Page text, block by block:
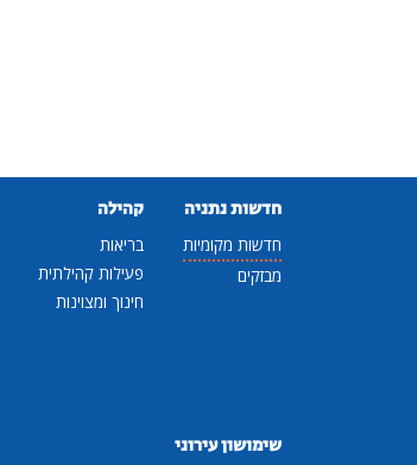
חדשות נתניה
חדשות מקומיות
מבזקים
קהילה
בריאות
פעילות קהילתית
חינוך ומצוינות
שימושון עירוני